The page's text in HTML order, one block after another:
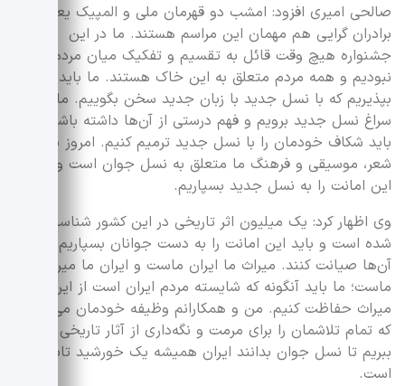
صالحی امیری افزود: امشب دو قهرمان‌ ملی و المپیک یعنی
برادران گرایی هم مهمان این‌ مراسم هستند‌.‌ ما در این
جشنواره هیچ وقت قائل به تقسیم و تفکیک میان مردم ایران
نبودیم و همه مردم‌ متعلق به این خاک هستند‌. ما باید
بپذیریم که با نسل جدید با زبان جدید سخن بگوییم. ما باید
سراغ نسل جدید برویم و فهم درستی از آن‌ها داشته باشیم.
باید شکاف خودمان را با نسل جدید ترمیم کنیم. امروز سینما،
شعر، موسیقی و فرهنگ ما متعلق به نسل جوان است و باید
این امانت را به نسل جدید بسپاریم.
وی اظهار کرد: یک میلیون اثر تاریخی در این کشور شناسایی
شده است و باید این امانت را به دست جوانان بسپاریم تا از
آن‌ها صیانت کنند. میراث ما ایران ماست و ایران ما میراث
ماست؛ ما باید آنگونه که شایسته مردم ایران است از این
میراث حفاظت کنیم‌. من و همکارانم وظیفه خودمان می‌دانیم
که تمام تلاشمان را برای مرمت و نگه‌داری از آثار تاریخی به کار
ببریم تا نسل جوان بدانند ایران همیشه یک خورشید تابان
است.